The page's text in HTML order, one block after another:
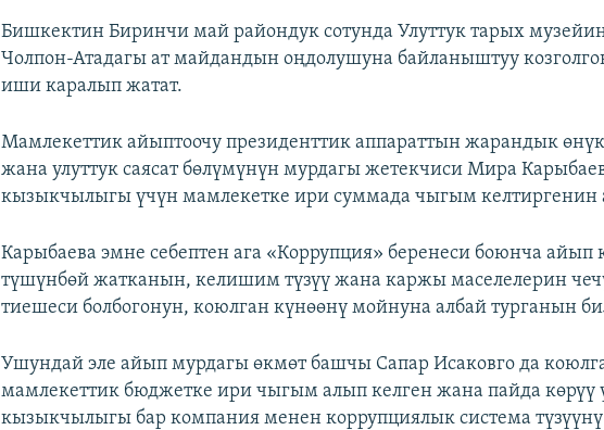
Бишкектин Биринчи май райондук сотунда Улуттук тарых
Чолпон-Атадагы ат майдандын оңдолушуна байланыштуу
иши каралып жатат.
Мамлекеттик айыптоочу президенттик аппараттын жарандык
жана улуттук саясат бөлүмүнүн мурдагы жетекчиси Мира
кызыкчылыгы үчүн мамлекетке ири суммада чыгым келтиргенин
Карыбаева эмне себептен ага «Коррупция» беренеси боюнча айып
түшүнбөй жатканын, келишим түзүү жана каржы маселелерин
тиешеси болбогонун, коюлган күнөөнү мойнуна албай турганын
Ушундай эле айып мурдагы өкмөт башчы Сапар Исаковго да
мамлекеттик бюджетке ири чыгым алып келген жана пайда көрүү
кызыкчылыгы бар компания менен коррупциялык система түзүүнү